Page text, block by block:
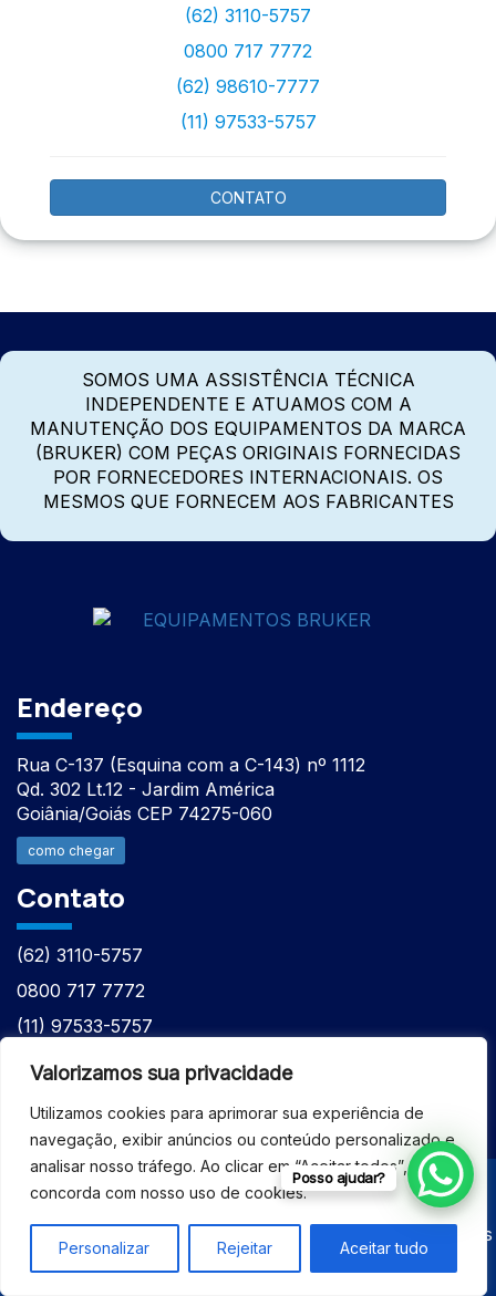
Valorizamos sua privacidade
Utilizamos cookies para aprimorar sua experiência de
navegação, exibir anúncios ou conteúdo personalizado e
analisar nosso tráfego. Ao clicar em “Aceitar todos”, você
concorda com nosso uso de cookies.
Personalizar Rejeitar Aceitar tudo
(62) 3110-5757
0800 717 7772
(62) 98610-7777
(11) 97533-5757
CONTATO
SOMOS UMA ASSISTÊNCIA TÉCNICA
INDEPENDENTE E ATUAMOS COM A
MANUTENÇÃO DOS EQUIPAMENTOS DA MARCA
(BRUKER) COM PEÇAS ORIGINAIS FORNECIDAS
POR FORNECEDORES INTERNACIONAIS. OS
MESMOS QUE FORNECEM AOS FABRICANTES
Endereço
Rua C-137 (Esquina com a C-143) nº 1112
Qd. 302 Lt.12 - Jardim América
Goiânia/Goiás CEP 74275-060
como chegar
Contato
(62) 3110-5757
0800 717 7772
(11) 97533-5757
(62) 98610-7777
© 2026 - ASSISTÊNCIA TÉCNICA ESPECIALIZADA
EQUIPAMENTOS BRUKER - Todos os direitos reservados
Posso ajudar?